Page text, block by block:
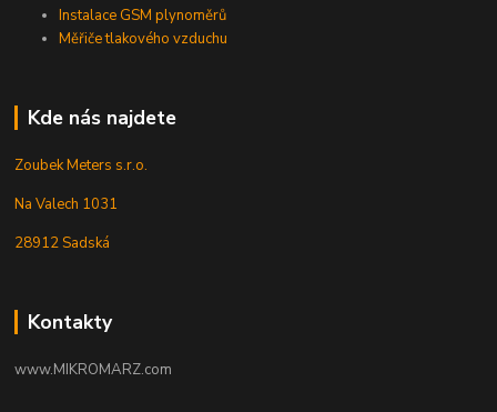
Instalace GSM plynoměrů
Měřiče tlakového vzduchu
Kde nás najdete
Zoubek Meters s.r.o.
Na Valech 1031
28912 Sadská
Kontakty
www.MIKROMARZ.com